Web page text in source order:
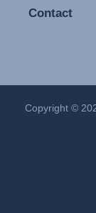
Contact
Copyright ©